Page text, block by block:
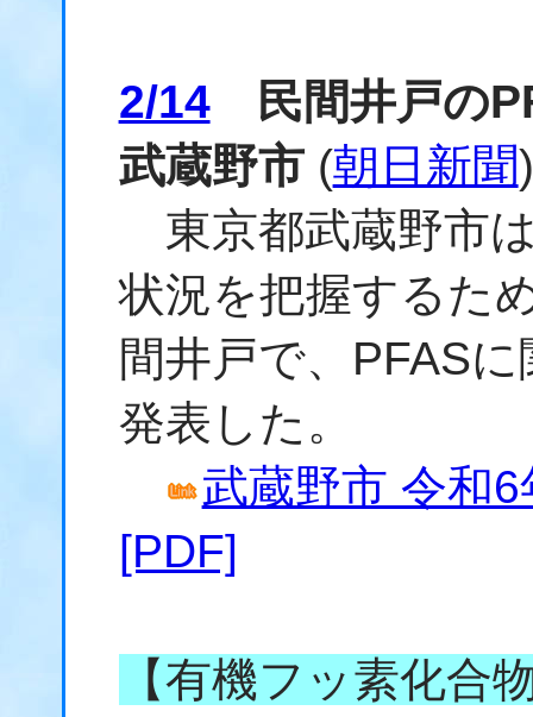
2/14民間井戸の
武蔵野市(朝日新聞)
東京都武蔵野市
状況を把握するた
間井戸で、PFAS
発表した。
武蔵野市 令和
[PDF]
【有機フッ素化合